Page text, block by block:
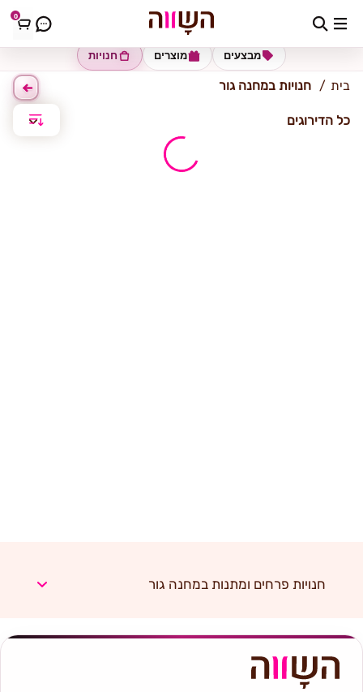
0 מחנה גור
חנויות מוצרים מבצעים
בית חנויות במחנה גור
כל הדירוגים
חנויות פרחים ומתנות במחנה גור